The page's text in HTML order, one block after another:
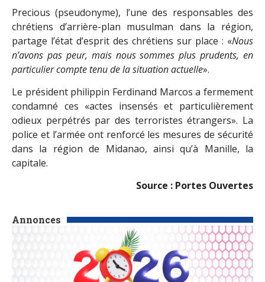
Annonces
Precious (pseudonyme), l’une des responsables des
chrétiens d’arrière-plan musulman dans la région,
partage l’état d’esprit des chrétiens sur place : «Nous
n’avons pas peur, mais nous sommes plus prudents, en
particulier compte tenu de la situation actuelle».
Le président philippin Ferdinand Marcos a fermement
condamné ces «actes insensés et particulièrement
odieux perpétrés par des terroristes étrangers». La
police et l’armée ont renforcé les mesures de sécurité
dans la région de Midanao, ainsi qu’à Manille, la
capitale.
Source : Portes Ouvertes